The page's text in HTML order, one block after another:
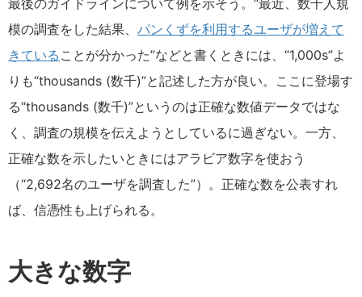
最後のガイドラインについて例を示そう。“最近、数千人規
模の調査をした結果、 パンくずを利用するユーザが増えて
きている ことが分かった”などと書くときには、“1,000s”よ
りも“thousands (数千)”と記述した方が良い。ここに登場す
る“thousands (数千)”というのは正確な数値データではな
く、調査の規模を伝えようとしているに過ぎない。一方、
正確な数を示したいときにはアラビア数字を使おう
（“2,692名のユーザを調査した”）。正確な数を公表すれ
ば、信憑性も上げられる。
大きな数字